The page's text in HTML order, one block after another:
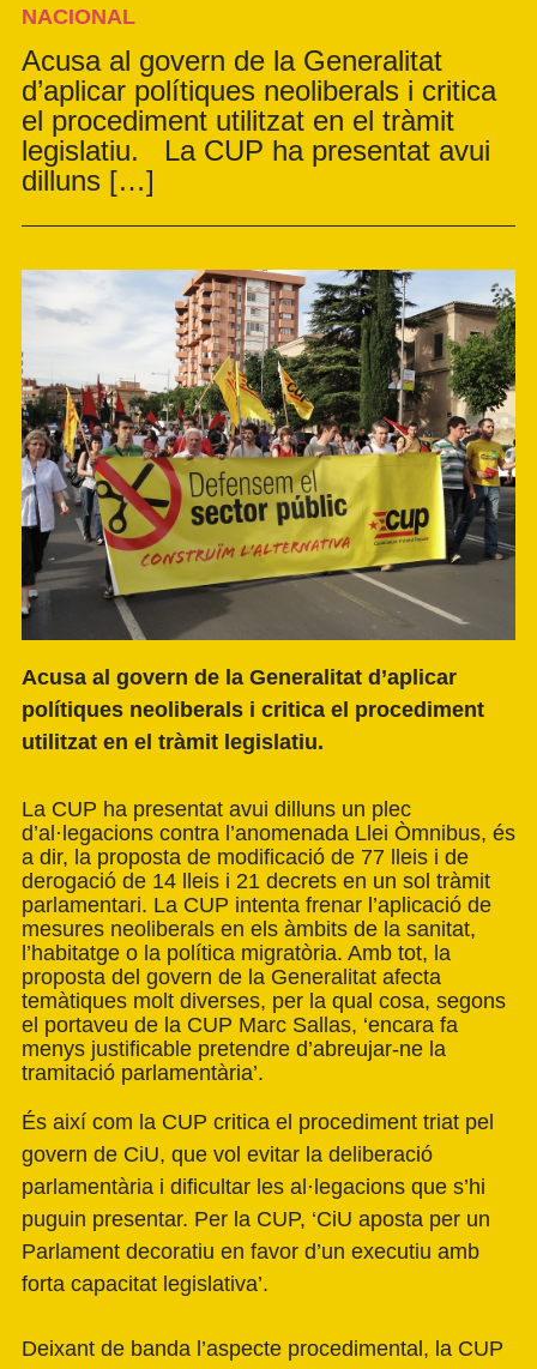
NACIONAL
Acusa al govern de la Generalitat
d’aplicar polítiques neoliberals i critica
el procediment utilitzat en el tràmit
legislatiu. La CUP ha presentat avui
dilluns […]
Acusa al govern de la Generalitat d’aplicar
polítiques neoliberals i critica el procediment
utilitzat en el tràmit legislatiu.
La CUP ha presentat avui dilluns un plec
d’al·legacions contra l’anomenada Llei Òmnibus, és
a dir, la proposta de modificació de 77 lleis i de
derogació de 14 lleis i 21 decrets en un sol tràmit
parlamentari. La CUP intenta frenar l’aplicació de
mesures neoliberals en els àmbits de la sanitat,
l’habitatge o la política migratòria. Amb tot, la
proposta del govern de la Generalitat afecta
temàtiques molt diverses, per la qual cosa, segons
el portaveu de la CUP Marc Sallas, ‘encara fa
menys justificable pretendre d’abreujar-ne la
tramitació parlamentària’.
És així com la CUP critica el procediment triat pel
govern de CiU, que vol evitar la deliberació
parlamentària i dificultar les al·legacions que s’hi
puguin presentar. Per la CUP, ‘CiU aposta per un
Parlament decoratiu en favor d’un executiu amb
forta capacitat legislativa’.
Deixant de banda l’aspecte procedimental, la CUP